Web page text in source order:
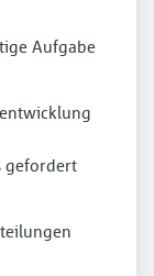
Aufgabe
gefordert